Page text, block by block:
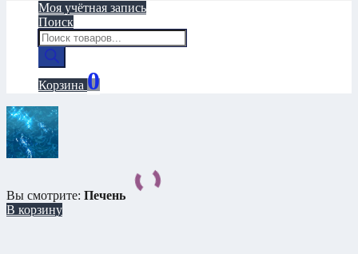
Моя учётная запись
Поиск
Поиск
товаров
Корзина 0
Вы смотрите: Печень
В корзину